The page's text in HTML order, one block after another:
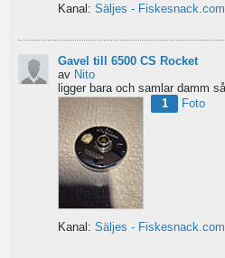
Kanal: Säljes - Fiskesnack.com
Gavel till 6500 CS Rocket
av Nito
1
Foto
Kanal: Säljes - Fiskesnack.com